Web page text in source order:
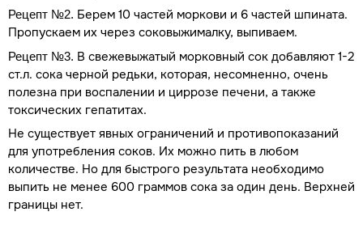
Рецепт №2. Берем 10 частей моркови и 6 частей шпината.
Пропускаем их через соковыжималку, выпиваем.
Рецепт №3. В свежевыжатый морковный сок добавляют 1-2
ст.л. сока черной редьки, которая, несомненно, очень
полезна при воспалении и циррозе печени, а также
токсических гепатитах.
Не существует явных ограничений и противопоказаний
для употребления соков. Их можно пить в любом
количестве. Но для быстрого результата необходимо
выпить не менее 600 граммов сока за один день. Верхней
границы нет.